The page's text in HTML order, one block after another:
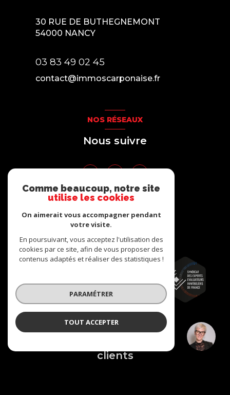
Julie BAZZARA
30 RUE DE BUTHEGNEMONT
54000 NANCY
03 83 49 02 45
contact@immoscarponaise.fr
NOS RÉSEAUX
Nous suivre
AVIS
clients
Comme beaucoup, notre site
utilise les cookies
On aimerait vous accompagner pendant
votre visite.
En poursuivant, vous acceptez l'utilisation des
cookies par ce site, afin de vous proposer des
contenus adaptés et réaliser des statistiques !
PARAMÉTRER
TOUT ACCEPTER